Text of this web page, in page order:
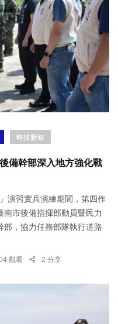
科技新知
備幹部深入地方強化戰
演習實兵演練期間，第四作
市後備指揮部動員暨民力
部，協力任務部隊執行道路
觀看 2 分享